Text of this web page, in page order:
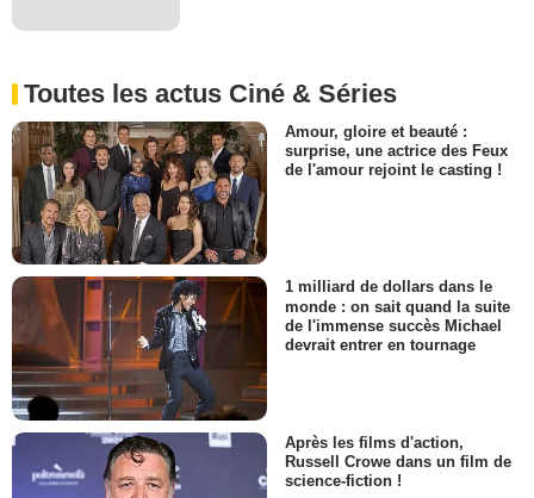
Toutes les actus Ciné & Séries
Amour, gloire et beauté :
surprise, une actrice des Feux
de l'amour rejoint le casting !
1 milliard de dollars dans le
monde : on sait quand la suite
de l'immense succès Michael
devrait entrer en tournage
Après les films d'action,
Russell Crowe dans un film de
science-fiction !